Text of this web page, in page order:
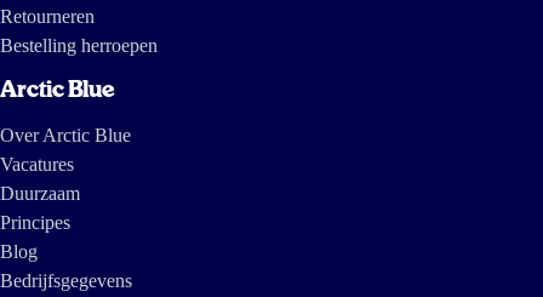
Retourneren
Bestelling herroepen
Arctic Blue
Over Arctic Blue
Vacatures
Duurzaam
Principes
Blog
Bedrijfsgegevens